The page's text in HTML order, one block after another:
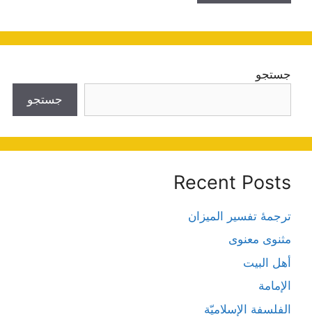
جستجو
جستجو
Recent Posts
ترجمۀ تفسیر المیزان
مثنوی معنوی
أهل البيت
الإمامة
الفلسفة الإسلاميّة